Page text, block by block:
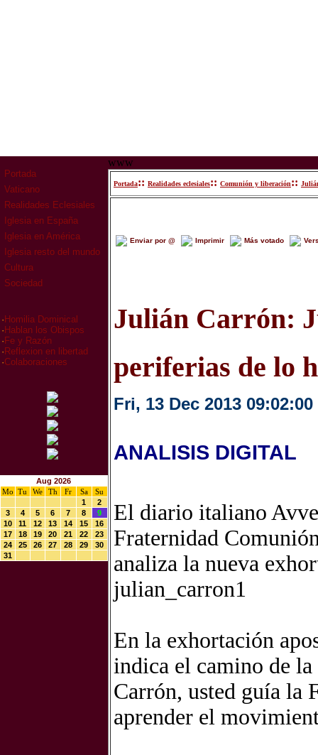
Portada
Vaticano
Realidades Eclesiales
Iglesia en España
Iglesia en América
Iglesia resto del mundo
Cultura
Sociedad
· Homilia Dominical
· Hablan los Obispos
· Fe y Razón
· Reflexion en libertad
·Colaboraciones
Aug 2026
Mo
Tu We Th Fr Sa
Su
1
2
3
4 5 6 7 8
9
10
11 12 13 14 15
16
17
18 19 20 21 22
23
24
25 26 27 28 29
30
31
www
Portada:: Realidades eclesiales:: Comunión y liberación::
Enviar por @ Imprimir Más votado
Julián Carrón:
periferias de lo
Fri, 13 Dec 2013 09:02:00
ANALISIS DIGITAL
El diario italiano
Fraternidad
analiza la nueva
julian_carron1
En la exhortación
indica el camino de
Carrón, usted guía la
aprender el